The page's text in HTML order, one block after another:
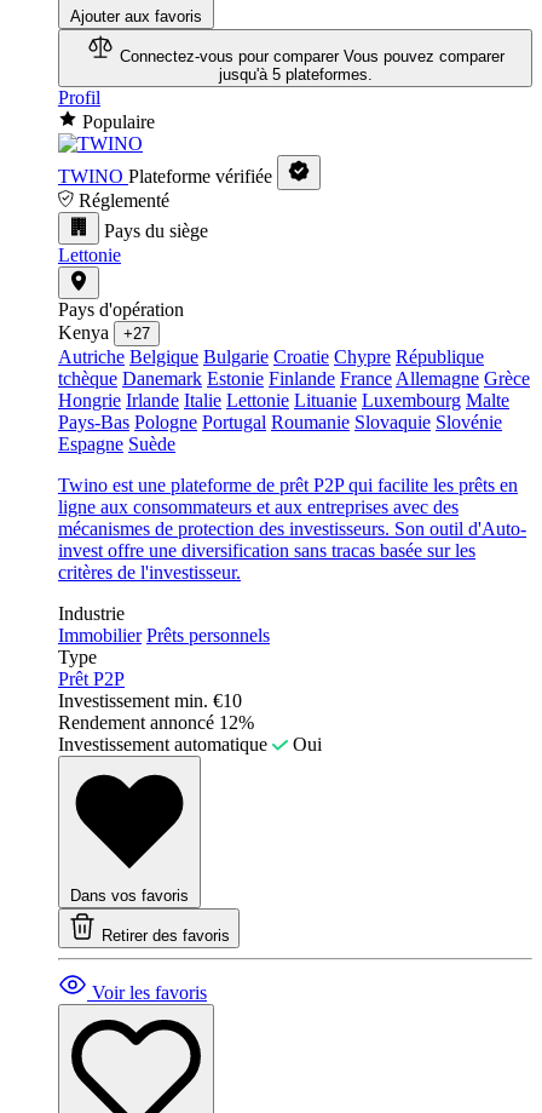
Ajouter aux favoris
Connectez-vous pour comparer Vous pouvez comparer
jusqu'à 5 plateformes.
Profil
Populaire
TWINO Plateforme vérifiée
Réglementé
Pays du siège
Lettonie
Pays d'opération
Kenya
+27
Autriche Belgique Bulgarie Croatie Chypre République
tchèque Danemark Estonie Finlande France Allemagne Grèce
Hongrie Irlande Italie Lettonie Lituanie Luxembourg Malte
Pays-Bas Pologne Portugal Roumanie Slovaquie Slovénie
Espagne Suède
Twino est une plateforme de prêt P2P qui facilite les prêts en
ligne aux consommateurs et aux entreprises avec des
mécanismes de protection des investisseurs. Son outil d'Auto-
invest offre une diversification sans tracas basée sur les
critères de l'investisseur.
Industrie
Immobilier Prêts personnels
Type
Prêt P2P
Investissement min. €10
Rendement annoncé 12%
Investissement automatique
Oui
Dans vos favoris
Retirer des favoris
Voir les favoris